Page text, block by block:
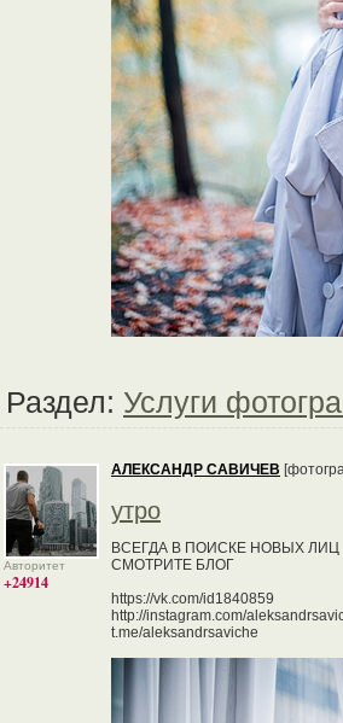
Раздел: Услуги
Авторитет
+24914
АЛЕКСАНДР САВИЧЕВ
утро
ВСЕГДА В ПОИСКЕ НОВЫХ ЛИЦ
СМОТРИТЕ БЛОГ
https://vk.com/id1840859
http://instagram.com/
t.me/aleksandrsaviche